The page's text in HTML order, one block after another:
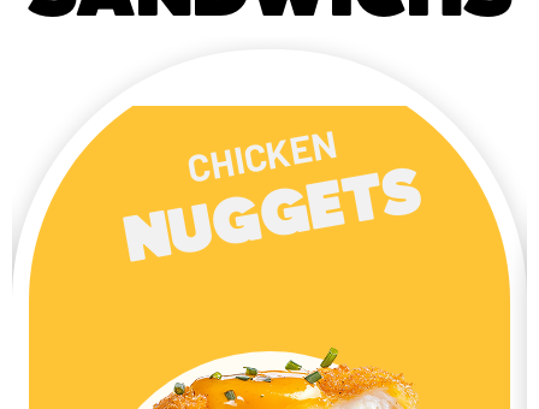
ONION
RINGS